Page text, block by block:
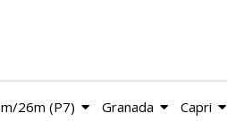
26m (P7) Granada Capri